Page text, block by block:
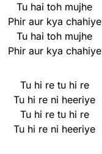
Tu hai toh mujhe
Phir aur kya chahiye
Tu hai toh mujhe
Phir aur kya chahiye
Tu hi re tu hi re
Tu hi re ni heeriye
Tu hi re tu hi re
Tu hi re ni heeriye